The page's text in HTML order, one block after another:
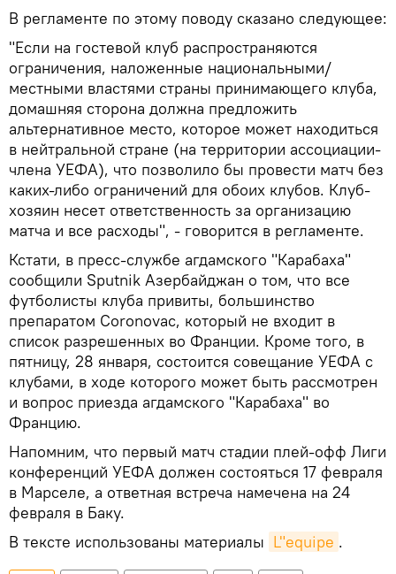
В регламенте по этому поводу сказано следующее:
"Если на гостевой клуб распространяются
ограничения, наложенные национальными/
местными властями страны принимающего клуба,
домашняя сторона должна предложить
альтернативное место, которое может находиться
в нейтральной стране (на территории ассоциации-
члена УЕФА), что позволило бы провести матч без
каких-либо ограничений для обоих клубов. Клуб-
хозяин несет ответственность за организацию
матча и все расходы", - говорится в регламенте.
Кстати, в пресс-службе агдамского "Карабаха"
сообщили Sputnik Азербайджан о том, что все
футболисты клуба привиты, большинство
препаратом Coronovac, который не входит в
список разрешенных во Франции. Кроме того, в
пятницу, 28 января, состоится совещание УЕФА с
клубами, в ходе которого может быть рассмотрен
и вопрос приезда агдамского "Карабаха" во
Францию.
Напомним, что первый матч стадии плей-офф Лиги
конференций УЕФА должен состояться 17 февраля
в Марселе, а ответная встреча намечена на 24
февраля в Баку.
В тексте использованы материалы L"equipe .